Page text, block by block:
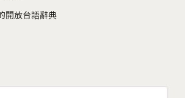
開放台語辭典